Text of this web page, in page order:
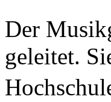
Der
geleitet.